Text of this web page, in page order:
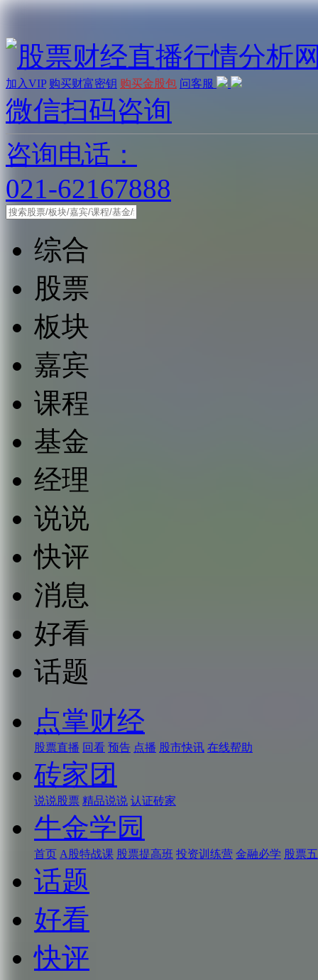
加入VIP 购买财富密钥 购买金股包 问客服
微信扫码咨询
咨询电话：
021-62167888
综合
股票
板块
嘉宾
课程
基金
经理
说说
快评
消息
好看
话题
点掌财经
股票直播 回看 预告 点播 股市快讯 在线帮助
砖家团
说说股票 精品说说 认证砖家
牛金学园
首页 A股特战课 股票提高班 投资训练营 金融必学 股票
话题
好看
快评